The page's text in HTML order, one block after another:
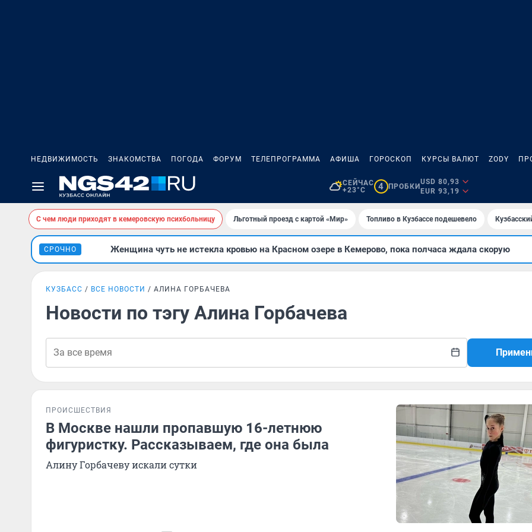
НЕДВИЖИМОСТЬ ЗНАКОМСТВА ПОГОДА ФОРУМ ТЕЛЕПРОГРАММА АФИША ГОРОСКОП КУРСЫ ВАЛЮТ ZODY
СЕЙЧАС
+23°C
4 ПРОБКИ
USD 80,93
EUR 93,19
С чем люди приходят в кемеровскую психбольницу Льготный проезд с картой «Мир» Топливо в Кузбассе подешевело
СРОЧНО Женщина чуть не истекла кровью на Красном озере в Кемерово, пока полчаса ждала скорую
КУЗБАСС ВСЕ НОВОСТИ АЛИНА ГОРБАЧЕВА
Новости по тэгу Алина Горбачева
ПРОИСШЕСТВИЯ
В Москве нашли пропавшую 16-летнюю
фигуристку. Рассказываем, где она была
Алину Горбачеву искали сутки